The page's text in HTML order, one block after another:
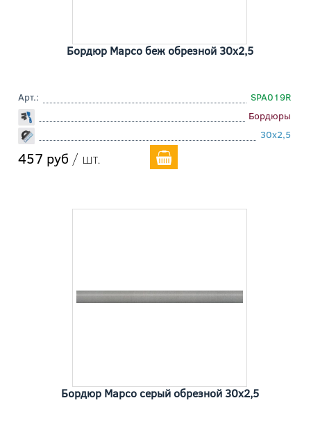
Бордюр Марсо беж обрезной 30x2,5
Арт.:
SPA019R
Бордюры
30x2,5
457 руб / шт.
Бордюр Марсо серый обрезной 30x2,5